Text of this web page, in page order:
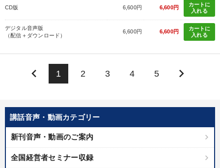
講話音声・動画カテゴリー
新刊音声・動画のご案内
全国経営者セミナー収録
CD版 6,600円 6,600円
カートに
入れる
デジタル音声版
（配信＋ダウンロード）
6,600円 6,600円
カートに
入れる
keyboard_arrow_left 1 2 3 4 5 keyboard_arrow_right